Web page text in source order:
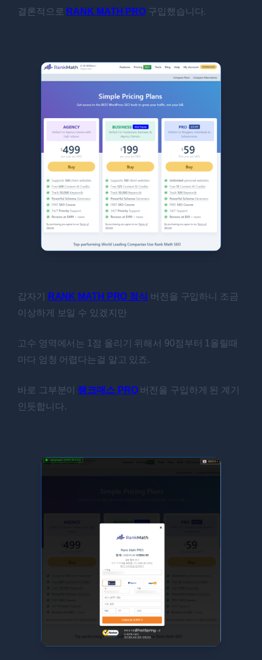
결론적으로 RANK MATH PRO 구입했습니다.
갑자기 RANK MATH PRO 정식 버전을 구입하니 조금
이상하게 보일 수 있겠지만
고수 영역에서는 1점 올리기 위해서 90점부터 1올릴때
마다 엄청 어렵다는걸 알고 있죠.
바로 그부분이 랭크매스 PRO버전을 구입하게 된 계기
인듯합니다.